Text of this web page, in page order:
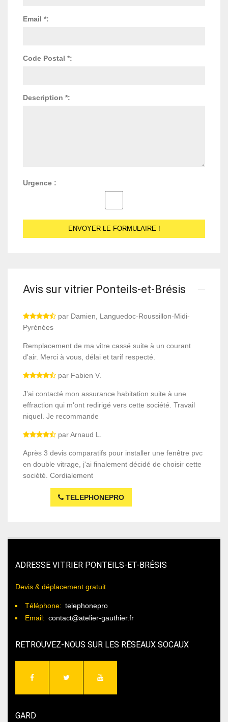
Email *:
Code Postal *:
Description *:
Urgence :
Avis sur vitrier Ponteils-et-Brésis
par Damien, Languedoc-Roussillon-Midi-
Pyrénées
Remplacement de ma vitre cassé suite à un courant
d'air. Merci à vous, délai et tarif respecté.
par Fabien V.
J'ai contacté mon assurance habitation suite à une
effraction qui m'ont redirigé vers cette société. Travail
niquel. Je recommande
par Arnaud L.
Après 3 devis comparatifs pour installer une fenêtre pvc
en double vitrage, j'ai finalement décidé de choisir cette
société. Cordialement
TELEPHONEPRO
ADRESSE VITRIER PONTEILS-ET-BRÉSIS
Devis & déplacement gratuit
Téléphone: telephonepro
Email: contact@atelier-gauthier.fr
RETROUVEZ-NOUS SUR LES RÉSEAUX SOCAUX
GARD